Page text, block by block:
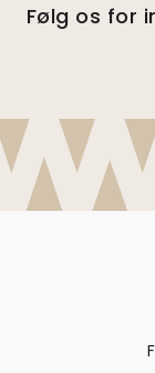
Følg os for